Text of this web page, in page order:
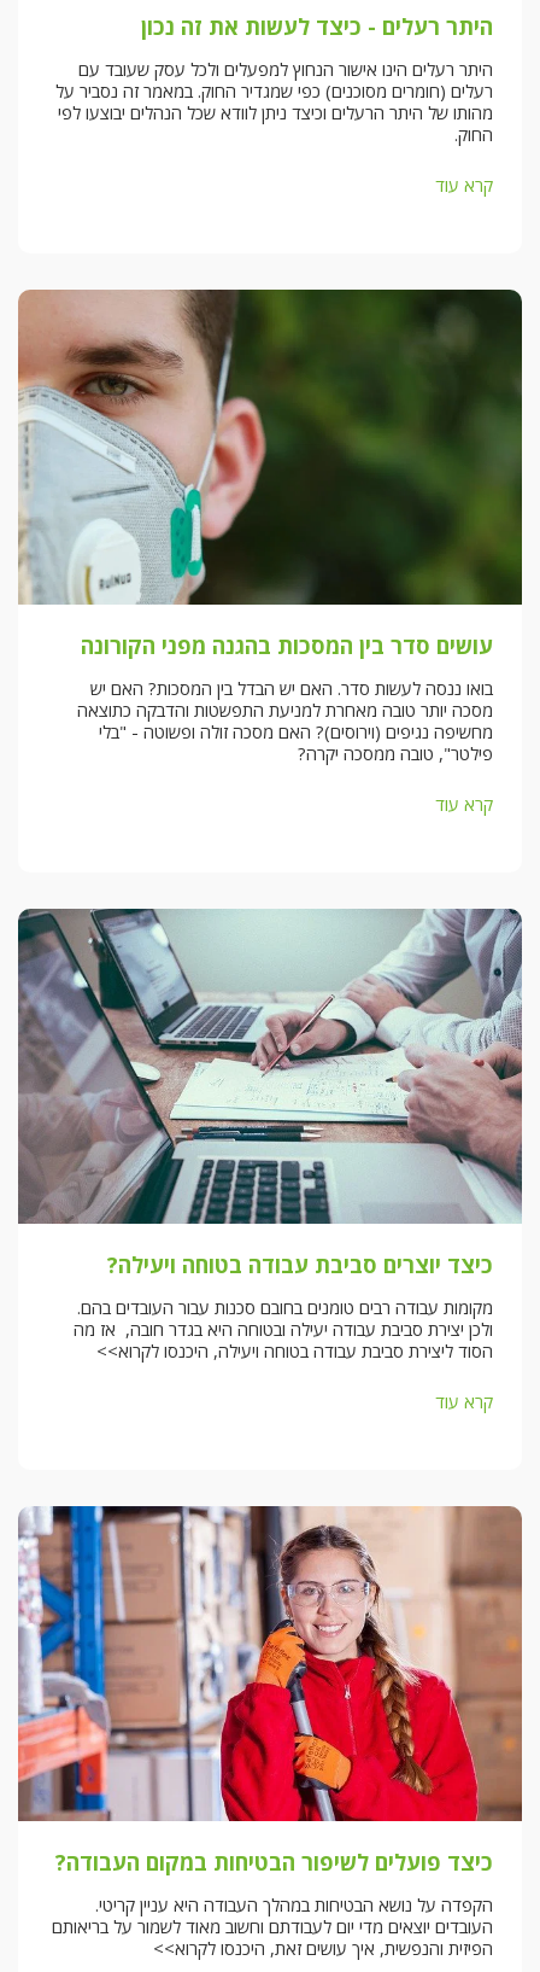
היתר רעלים - כיצד לעשות את זה נכון
היתר רעלים הינו אישור הנחוץ למפעלים ולכל עסק שעובד עם
רעלים (חומרים מסוכנים) כפי שמגדיר החוק. במאמר זה נסביר על
מהותו של היתר הרעלים וכיצד ניתן לוודא שכל הנהלים יבוצעו לפי
החוק.
קרא עוד
עושים סדר בין המסכות בהגנה מפני הקורונה
בואו ננסה לעשות סדר. האם יש הבדל בין המסכות? האם יש
מסכה יותר טובה מאחרת למניעת התפשטות והדבקה כתוצאה
מחשיפה נגיפים (וירוסים)? האם מסכה זולה ופשוטה - "בלי
פילטר", טובה ממסכה יקרה?
קרא עוד
כיצד יוצרים סביבת עבודה בטוחה ויעילה?
מקומות עבודה רבים טומנים בחובם סכנות עבור העובדים בהם.
ולכן יצירת סביבת עבודה יעילה ובטוחה היא בגדר חובה, אז מה
הסוד ליצירת סביבת עבודה בטוחה ויעילה, היכנסו לקרוא>>
קרא עוד
כיצד פועלים לשיפור הבטיחות במקום העבודה?
הקפדה על נושא הבטיחות במהלך העבודה היא עניין קריטי.
העובדים יוצאים מדי יום לעבודתם וחשוב מאוד לשמור על בריאותם
הפיזית והנפשית, איך עושים זאת, היכנסו לקרוא>>